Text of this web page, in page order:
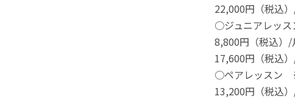
22,000円（税込
○ジュニアレッ
8,800円（税込）/
17,600円（税込
○ペアレッスン
13,200円（税込